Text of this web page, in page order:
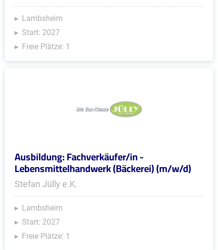
Lambsheim
Start: 2027
Freie Plätze: 1
Ausbildung: Fachverkäufer/in -
Lebensmittelhandwerk (Bäckerei) (m/w/d)
Stefan Jülly e.K.
Lambsheim
Start: 2027
Freie Plätze: 1